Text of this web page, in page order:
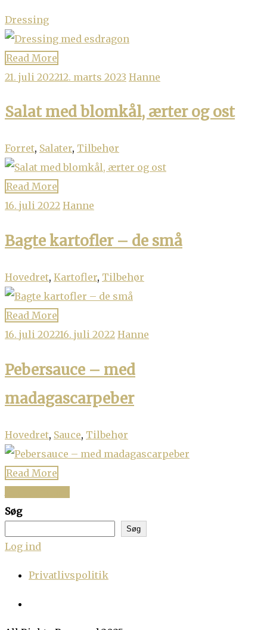
Dressing
Read More
21. juli 202212. marts 2023 Hanne
Salat med blomkål, ærter og ost
Forret, Salater, Tilbehør
Read More
16. juli 2022 Hanne
Bagte kartofler – de små
Hovedret, Kartofler, Tilbehør
Read More
16. juli 202216. juli 2022 Hanne
Pebersauce – med
madagascarpeber
Hovedret, Sauce, Tilbehør
Read More
Navigation
til
indlæg
Søg
Søg
Log ind
Privatlivspolitik